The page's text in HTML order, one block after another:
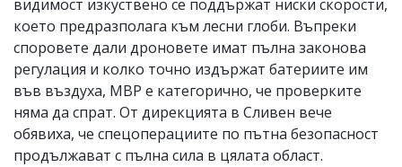
видимост изкуствено се поддържат ниски скорости,
което предразполага към лесни глоби. Въпреки
споровете дали дроновете имат пълна законова
регулация и колко точно издържат батериите им
във въздуха, МВР е категорично, че проверките
няма да спрат. От дирекцията в Сливен вече
обявиха, че спецоперациите по пътна безопасност
продължават с пълна сила в цялата област.